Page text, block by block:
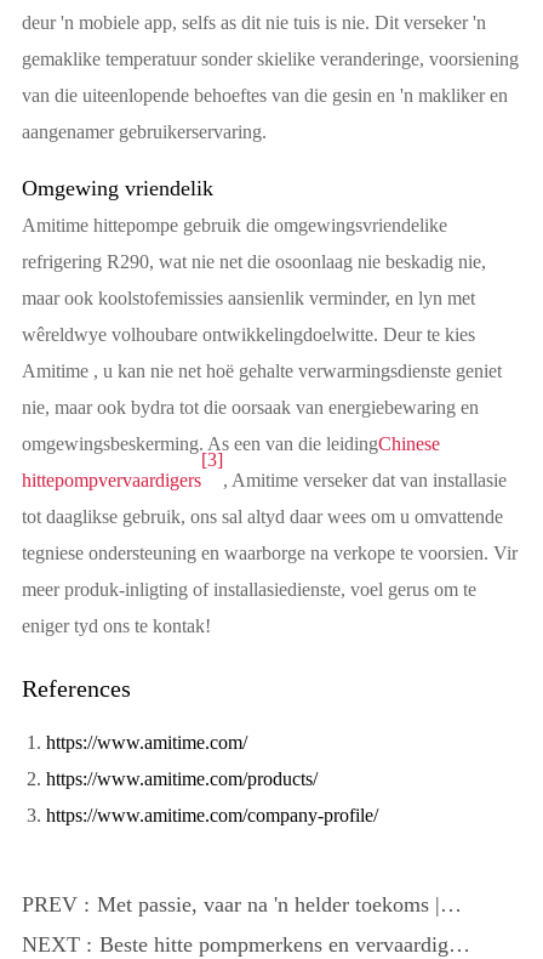
deur 'n mobiele app, selfs as dit nie tuis is nie. Dit verseker 'n
gemaklike temperatuur sonder skielike veranderinge, voorsiening
van die uiteenlopende behoeftes van die gesin en 'n makliker en
aangenamer gebruikerservaring.
Omgewing vriendelik
Amitime hittepompe gebruik die omgewingsvriendelike
refrigering R290, wat nie net die osoonlaag nie beskadig nie,
maar ook koolstofemissies aansienlik verminder, en lyn met
wêreldwye volhoubare ontwikkelingdoelwitte. Deur te kies
Amitime , u kan nie net hoë gehalte verwarmingsdienste geniet
nie, maar ook bydra tot die oorsaak van energiebewaring en
omgewingsbeskerming. As een van die leidingChinese
hittepompvervaardigers
[3]
, Amitime verseker dat van installasie
tot daaglikse gebruik, ons sal altyd daar wees om u omvattende
tegniese ondersteuning en waarborge na verkope te voorsien. Vir
meer produk-inligting of installasiedienste, voel gerus om te
eniger tyd ons te kontak!
References
https://www.amitime.com/
https://www.amitime.com/products/
https://www.amitime.com/company-profile/
PREV : Met passie, vaar na 'n helder toekoms |
Amitime 2024 jaarlikse viering- en
NEXT : Beste hitte pompmerkens en vervaardigers